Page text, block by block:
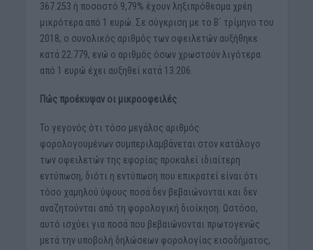
367.253 ή ποσοστό 9,79% έχουν ληξιπρόθεσμα χρέη
μικρότερα από 1 ευρώ. Σε σύγκριση με το Β΄ τρίμηνο του
2018, ο συνολικός αριθμός των οφειλετών αυξήθηκε
κατά 22.779, ενώ ο αριθμός όσων χρωστούν λιγότερα
από 1 ευρώ έχει αυξηθεί κατά 13.206.
Πώς προέκυψαν οι μικροοφειλές
Το γεγονός ότι τόσο μεγάλος αριθμός
φορολογουμένων συμπεριλαμβάνεται στον κατάλογο
των οφειλετών της εφορίας προκαλεί ιδιαίτερη
εντύπωση, διότι η εντύπωση που επικρατεί είναι ότι
τόσο χαμηλού ύψους ποσά δεν βεβαιώνονται και δεν
αναζητούνται από τη φορολογική διοίκηση. Ωστόσο,
αυτό ισχύει για ποσά που βεβαιώνονται πρωτογενώς
μετά την υποβολή δηλώσεων φορολογίας εισοδήματος,